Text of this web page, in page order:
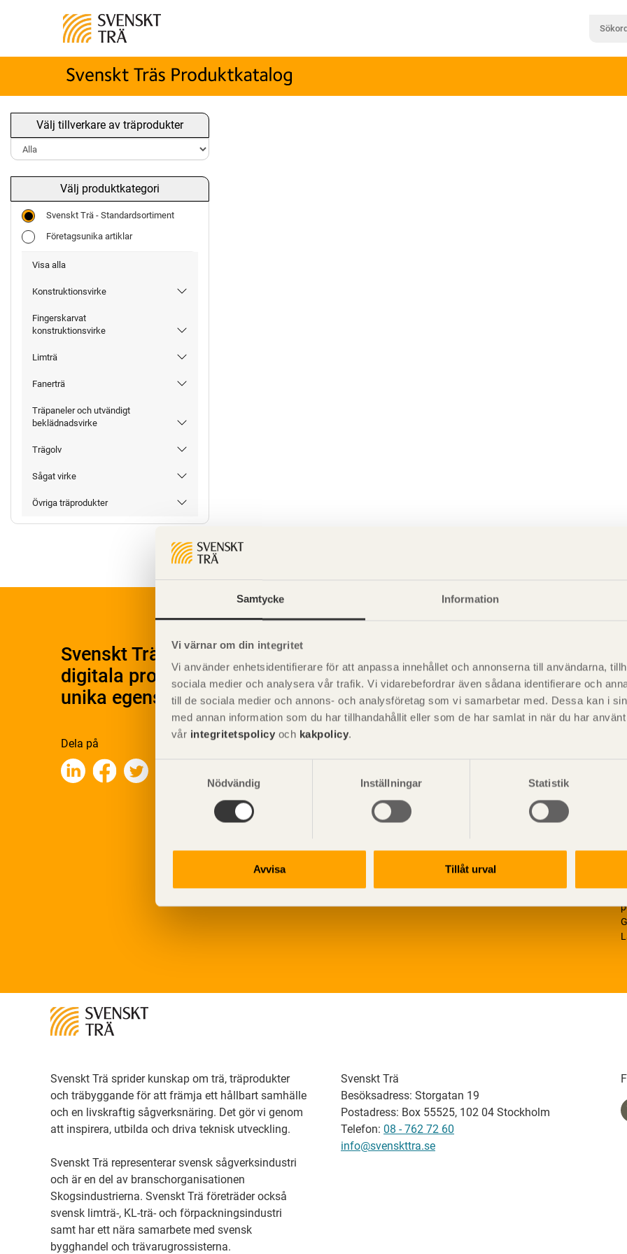
Samtycke Information
Vi värnar om din integritet
Vi använder enhetsidentifierare för att anpassa innehållet och annonserna till användarna,
sociala medier och analysera vår trafik. Vi vidarebefordrar även sådana identifierare och
till de sociala medier och annons- och analysföretag som vi samarbetar med. Dessa kan i
med annan information som du har tillhandahållit eller som de har samlat in när du har
vår integritetspolicy och kakpolicy.
Nödvändig
Inställningar Statistik
Avvisa Tillåt urval
Välj tillverkare av träprodukter
Välj produktkategori
Svenskt Trä - Standardsortiment
Företagsunika artiklar
Visa alla
Konstruktionsvirke
Fingerskarvat
konstruktionsvirke
Limträ
Fanerträ
Träpaneler och utvändigt
beklädnadsvirke
Trägolv
Sågat virke
Övriga träprodukter
Svenskt Träs Produktkatalog är svensk sågverksnärings
digitala produktkatalog för att beskriva träprodukter och deras
unika egenskaper.
Dela på
Svenskt Trä sprider kunskap om trä, träprodukter
och träbyggande för att främja ett hållbart samhälle
och en livskraftig sågverksnäring. Det gör vi genom
att inspirera, utbilda och driva teknisk utveckling.
Svenskt Trä representerar svensk sågverksindustri
och är en del av branschorganisationen
Skogsindustrierna. Svenskt Trä företräder också
svensk limträ-, KL-trä- och förpackningsindustri
samt har ett nära samarbete med svensk
bygghandel och trävarugrossisterna.
Svenskt Trä
Besöksadress: Storgatan 19
Postadress: Box 55525, 102 04 Stockholm
Telefon: 08 - 762 72 60
info@svenskttra.se